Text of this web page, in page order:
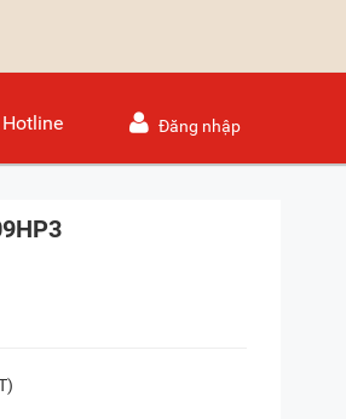
Hotline Đăng nhập